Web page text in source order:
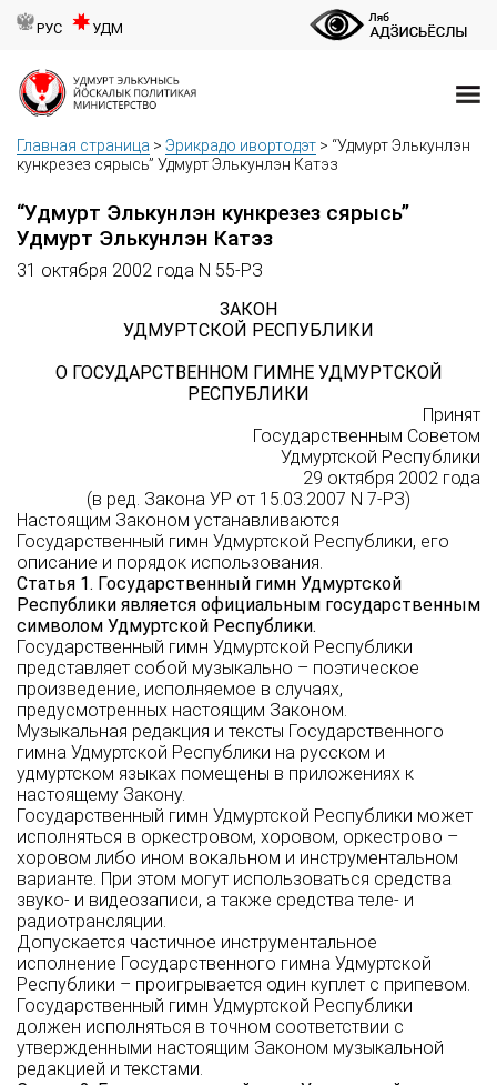
РУС УДМ
Главная страница > Эрикрадо ивортодэт > “Удмурт Элькунлэн
кункрезез сярысь” Удмурт Элькунлэн Катэз
“Удмурт Элькунлэн кункрезез сярысь”
Удмурт Элькунлэн Катэз
31 октября 2002 года N 55-РЗ
ЗАКОН
УДМУРТСКОЙ РЕСПУБЛИКИ
О ГОСУДАРСТВЕННОМ ГИМНЕ УДМУРТСКОЙ
РЕСПУБЛИКИ
Принят
Государственным Советом
Удмуртской Республики
29 октября 2002 года
(в ред. Закона УР от 15.03.2007 N 7-РЗ)
Настоящим Законом устанавливаются
Государственный гимн Удмуртской Республики, его
описание и порядок использования.
Статья 1. Государственный гимн Удмуртской
Республики является официальным государственным
символом Удмуртской Республики.
Государственный гимн Удмуртской Республики
представляет собой музыкально – поэтическое
произведение, исполняемое в случаях,
предусмотренных настоящим Законом.
Музыкальная редакция и тексты Государственного
гимна Удмуртской Республики на русском и
удмуртском языках помещены в приложениях к
настоящему Закону.
Государственный гимн Удмуртской Республики может
исполняться в оркестровом, хоровом, оркестрово –
хоровом либо ином вокальном и инструментальном
варианте. При этом могут использоваться средства
звуко- и видеозаписи, а также средства теле- и
радиотрансляции.
Допускается частичное инструментальное
исполнение Государственного гимна Удмуртской
Республики – проигрывается один куплет с припевом.
Государственный гимн Удмуртской Республики
должен исполняться в точном соответствии с
утвержденными настоящим Законом музыкальной
редакцией и текстами.